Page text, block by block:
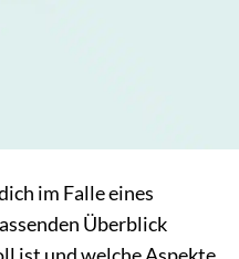
im Falle eines
Überblick